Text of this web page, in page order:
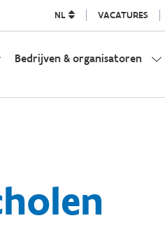
NL VACATURES
Bedrijven & organisatoren